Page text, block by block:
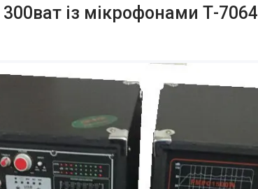
із мікрофонами Т-7064